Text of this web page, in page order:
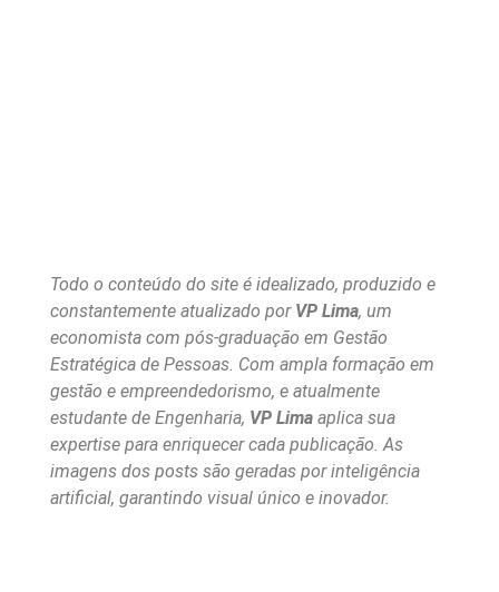
Todo o conteúdo do site é idealizado, produzido e
constantemente atualizado por VP Lima, um
economista com pós-graduação em Gestão
Estratégica de Pessoas. Com ampla formação em
gestão e empreendedorismo, e atualmente
estudante de Engenharia, VP Lima aplica sua
expertise para enriquecer cada publicação. As
imagens dos posts são geradas por inteligência
artificial, garantindo visual único e inovador.